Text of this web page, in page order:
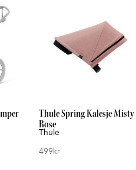
Thule Spring Kalesje Misty
Rose
Thule
499kr